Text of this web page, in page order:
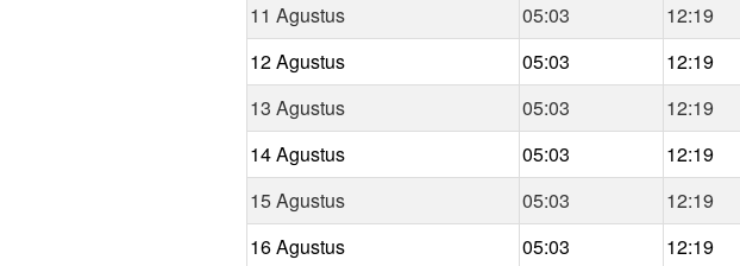
11 Agustus
05:03 12:19
12 Agustus
05:03 12:19
13 Agustus
05:03 12:19
14 Agustus
05:03 12:19
15 Agustus
05:03 12:19
16 Agustus
05:03 12:19